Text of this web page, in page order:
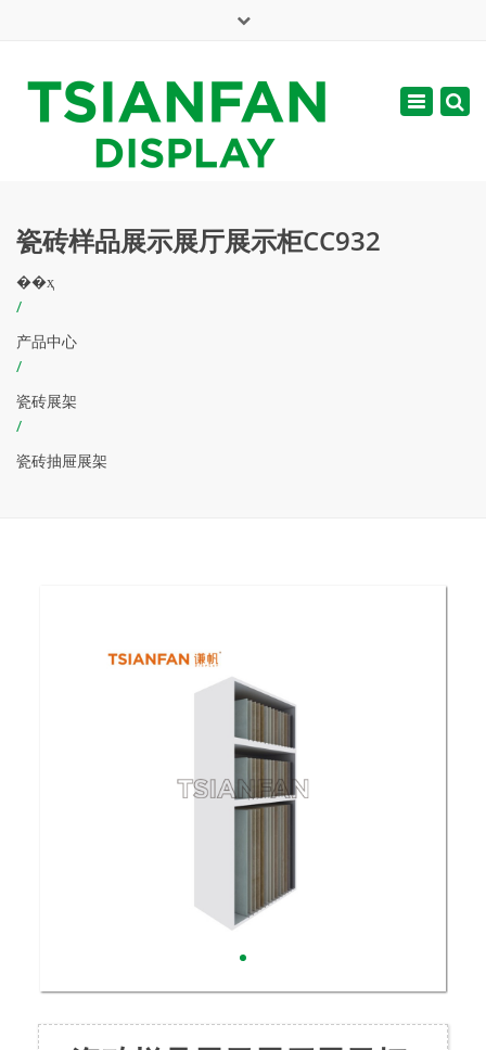
周一 - 周六: 7:00 - 17:00
Toggle
瓷砖样品展示展厅展示柜CC932
��ҳ
/
产品中心
/
瓷砖展架
/
瓷砖抽屉展架